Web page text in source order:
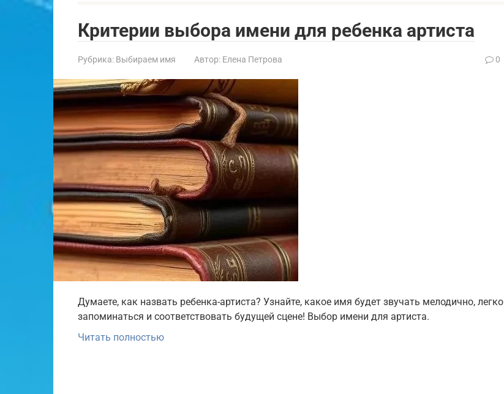
Критерии выбора имени для ребенка артиста
Рубрика: Выбираем имя Автор: Елена Петрова 0
Думаете, как назвать ребенка-артиста? Узнайте, какое имя будет звучать мелодично, легко
запоминаться и соответствовать будущей сцене! Выбор имени для артиста.
Читать полностью